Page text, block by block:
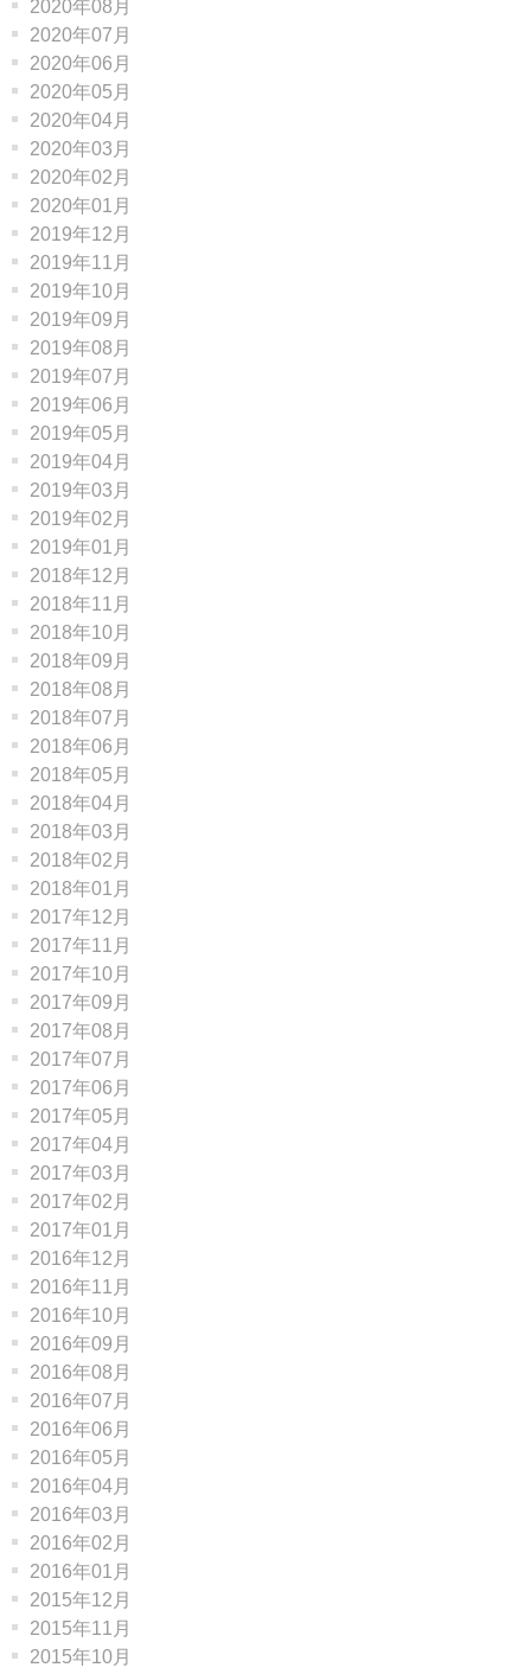
2020年08月
2020年07月
2020年06月
2020年05月
2020年04月
2020年03月
2020年02月
2020年01月
2019年12月
2019年11月
2019年10月
2019年09月
2019年08月
2019年07月
2019年06月
2019年05月
2019年04月
2019年03月
2019年02月
2019年01月
2018年12月
2018年11月
2018年10月
2018年09月
2018年08月
2018年07月
2018年06月
2018年05月
2018年04月
2018年03月
2018年02月
2018年01月
2017年12月
2017年11月
2017年10月
2017年09月
2017年08月
2017年07月
2017年06月
2017年05月
2017年04月
2017年03月
2017年02月
2017年01月
2016年12月
2016年11月
2016年10月
2016年09月
2016年08月
2016年07月
2016年06月
2016年05月
2016年04月
2016年03月
2016年02月
2016年01月
2015年12月
2015年11月
2015年10月